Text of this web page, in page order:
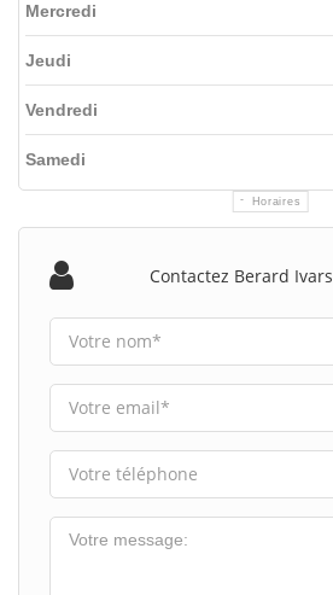
Horaires
Mercredi
Jeudi
Vendredi
Samedi
Contactez Berard Ivars